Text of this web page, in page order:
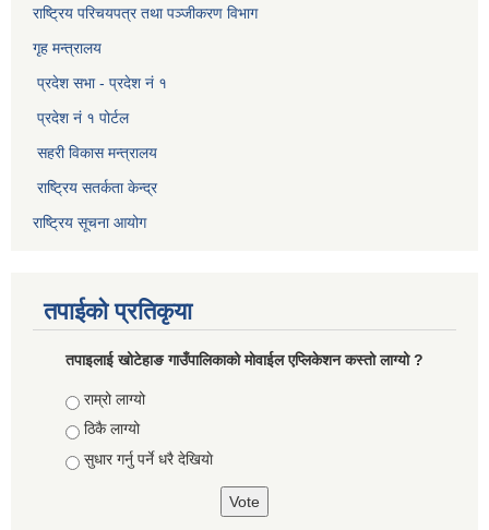
राष्ट्रिय परिचयपत्र तथा पञ्जीकरण विभाग​
गृह मन्त्रालय
प्रदेश सभा - प्रदेश नं १
प्रदेश नं १ पोर्टल
सहरी विकास मन्त्रालय
राष्ट्रिय सतर्कता केन्द्र
राष्ट्रिय सूचना आयोग
तपाईको प्रतिकृया
तपाइलाई खोटेहाङ गाउँपालिकाको माेवाईल एप्लिकेशन कस्तो लाग्यो ?
Choices
राम्रो लाग्यो
ठिकै लाग्यो
सुधार गर्नु पर्ने धरै देखियाे